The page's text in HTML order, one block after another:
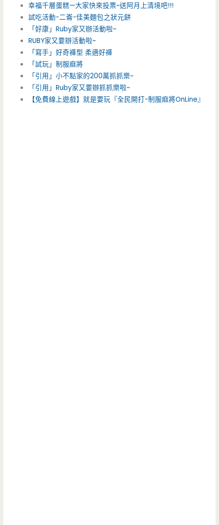
幸福千層蛋糕—大家快來投票~送阿月上清境吧!!!
試吃活動-二崙-佳美麵包之狀元餅
「好康」Ruby家又辦活動啦~
RUBY家又要辦活動啦~
「寫手」好奇褲型 柔適好褲
「試玩」制服麻將
「引用」小不點家的200萬抓抓樂~
「引用」Ruby家又要辦抓抓樂啦~
【免費線上遊戲】就是要玩『全民開打-制服麻將OnLine』